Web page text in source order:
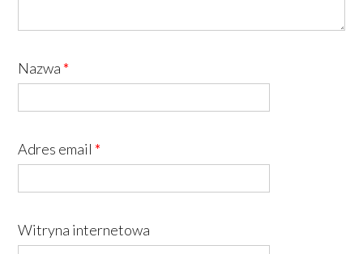
Nazwa *
Adres email *
Witryna internetowa